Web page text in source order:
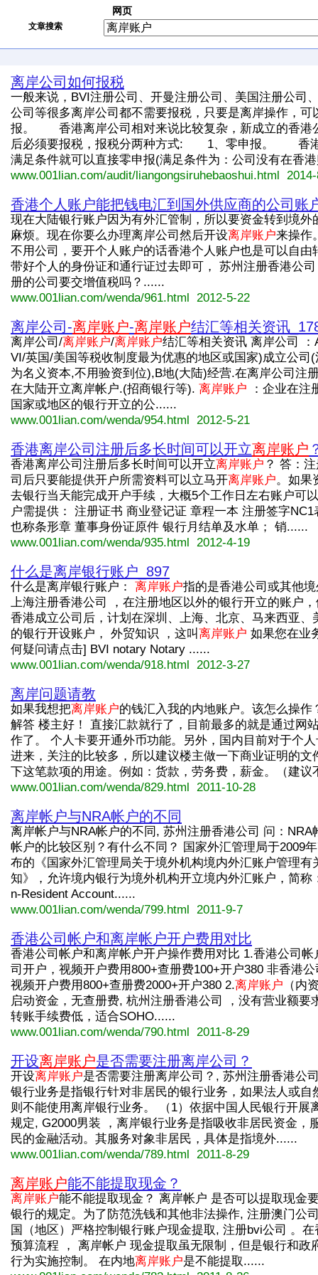
文章搜索
网页
离岸公司如何报税
一般来说，BVI注册公司、开曼注册公司、美国注册公司
公司等很多离岸公司都不需要报税，只要是离岸操作，可
报。 香港离岸公司相对来说比较复杂，新成立的香港
后必须要报税，报税分两种方式: 1、零申报。 香
满足条件就可以直接零申报(满足条件为：公司没有在香
www.001lian.com/audit/liangongsiruhebaoshui.html
香港个人账户能把钱电汇到国外供应商的公司账
现在大陆银行账户因为有外汇管制，所以要资金转到境外
麻烦。现在你要么办理离岸公司然后开设离岸账户来操作
不用公司，要开个人账户的话香港个人账户也是可以自由
带好个人的身份证和通行证过去即可， 苏州注册香港公
册的公司要交增值税吗？......
www.001lian.com/wenda/961.html 2012-5-22
离岸公司-离岸账户-离岸账户结汇等相关资讯
离岸公司/离岸账户/离岸账户结汇等相关资讯 离岸公司 ：
VI/英国/美国等税收制度最为优惠的地区或国家)成立公司
为名义资本,不用验资到位),B地(大陆)经营.在离岸公司注
在大陆开立离岸帐户.(招商银行等). 离岸账户 ：企业在注
国家或地区的银行开立的公......
www.001lian.com/wenda/954.html 2012-5-21
香港离岸公司注册后多长时间可以开立离岸账户
香港离岸公司注册后多长时间可以开立离岸账户 ？ 答：
司后只要能提供开户所需资料可以立马开离岸账户。如果
去银行当天能完成开户手续，大概5个工作日左右账户可
户需提供： 注册证书 商业登记证 章程一本 注册签字NC1
也称条形章 董事身份证原件 银行月结单及水单； 销......
www.001lian.com/wenda/935.html 2012-4-19
什么是离岸银行账户_897
什么是离岸银行账户： 离岸账户指的是香港公司或其他
上海注册香港公司 ，在注册地区以外的银行开立的账户
香港成立公司后，计划在深圳、上海、北京、马来西亚、
的银行开设账户， 外贸知识 ，这叫离岸账户 如果您在业
何疑问请点击] BVI notary Notary ......
www.001lian.com/wenda/918.html 2012-3-27
离岸问题请教
如果我想把离岸账户的钱汇入我的内地账户。该怎么操作
解答 楼主好！ 直接汇款就行了，目前最多的就是通过网
作了。 个人卡要开通外币功能。另外，国内目前对于个
进来，关注的比较多，所以建议楼主做一下商业证明的文
下这笔款项的用途。例如：货款，劳务费，薪金。（建议
www.001lian.com/wenda/829.html 2011-10-28
离岸帐户与NRA帐户的不同
离岸帐户与NRA帐户的不同, 苏州注册香港公司 问：NRA
帐户的比较区别？有什么不同？ 国家外汇管理局于2009
布的《国家外汇管理局关于境外机构境内外汇账户管理有
知》，允许境内银行为境外机构开立境内外汇账户，简称
n-Resident Account......
www.001lian.com/wenda/799.html 2011-9-7
香港公司帐户和离岸帐户开户费用对比
香港公司帐户和离岸帐户开户操作费用对比 1.香港公司帐
司开户，视频开户费用800+查册费100+开户380 非香港
视频开户费用800+查册费2000+开户380 2.离岸账户 （内
启动资金，无查册费, 杭州注册香港公司 ，没有营业额要
转账手续费低，适合SOHO......
www.001lian.com/wenda/790.html 2011-8-29
开设离岸账户是否需要注册离岸公司？
开设离岸账户是否需要注册离岸公司？, 苏州注册香港公
银行业务是指银行针对非居民的银行业务，如果法人或自
则不能使用离岸银行业务。 （1）依据中国人民银行开展
规定, G2000男装 ，离岸银行业务是指吸收非居民资金，
民的金融活动。其服务对象非居民，具体是指境外......
www.001lian.com/wenda/789.html 2011-8-29
离岸账户能不能提取现金？
离岸账户能不能提取现金？ 离岸帐户 是否可以提取现金
银行的规定。为了防范洗钱和其他非法操作, 注册澳门公
国（地区）严格控制银行账户现金提取, 注册bvi公司 。
预算流程 ， 离岸帐户 现金提取虽无限制，但是银行和政
行为实施控制。 在内地离岸账户是不能提取......